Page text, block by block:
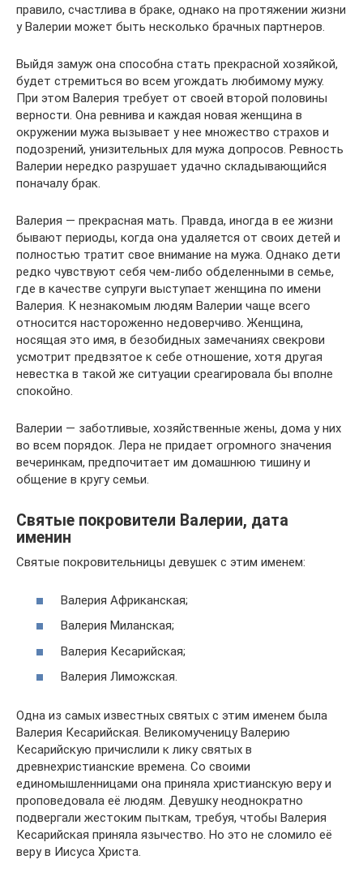
правило, счастлива в браке, однако на протяжении жизни
у Валерии может быть несколько брачных партнеров.
Выйдя замуж она способна стать прекрасной хозяйкой,
будет стремиться во всем угождать любимому мужу.
При этом Валерия требует от своей второй половины
верности. Она ревнива и каждая новая женщина в
окружении мужа вызывает у нее множество страхов и
подозрений, унизительных для мужа допросов. Ревность
Валерии нередко разрушает удачно складывающийся
поначалу брак.
Валерия — прекрасная мать. Правда, иногда в ее жизни
бывают периоды, когда она удаляется от своих детей и
полностью тратит свое внимание на мужа. Однако дети
редко чувствуют себя чем-либо обделенными в семье,
где в качестве супруги выступает женщина по имени
Валерия. К незнакомым людям Валерии чаще всего
относится настороженно недоверчиво. Женщина,
носящая это имя, в безобидных замечаниях свекрови
усмотрит предвзятое к себе отношение, хотя другая
невестка в такой же ситуации среагировала бы вполне
спокойно.
Валерии — заботливые, хозяйственные жены, дома у них
во всем порядок. Лера не придает огромного значения
вечеринкам, предпочитает им домашнюю тишину и
общение в кругу семьи.
Святые покровители Валерии, дата
именин
Святые покровительницы девушек с этим именем:
Валерия Африканская;
Валерия Миланская;
Валерия Кесарийская;
Валерия Лиможская.
Одна из самых известных святых с этим именем была
Валерия Кесарийская. Великомученицу Валерию
Кесарийскую причислили к лику святых в
древнехристианские времена. Со своими
единомышленницами она приняла христианскую веру и
проповедовала её людям. Девушку неоднократно
подвергали жестоким пыткам, требуя, чтобы Валерия
Кесарийская приняла язычество. Но это не сломило её
веру в Иисуса Христа.